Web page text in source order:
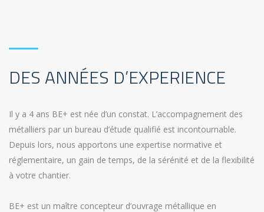
DES ANNÉES D’EXPERIENCE
Il y a 4 ans BE+ est née d’un constat. L’accompagnement des
métalliers par un bureau d’étude qualifié est incontournable.
Depuis lors, nous apportons une expertise normative et
réglementaire, un gain de temps, de la sérénité et de la flexibilité
à votre chantier.
BE+ est un maître concepteur d’ouvrage métallique en